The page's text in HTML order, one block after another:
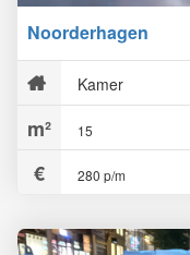
Noorderhagen
Kamer
15
280 p/m